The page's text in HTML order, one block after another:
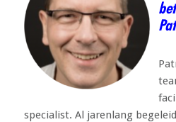
specialist. Al jarenlang